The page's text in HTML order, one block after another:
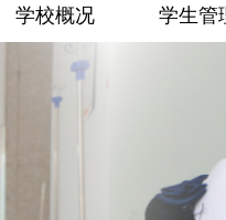
学校概况 学生管